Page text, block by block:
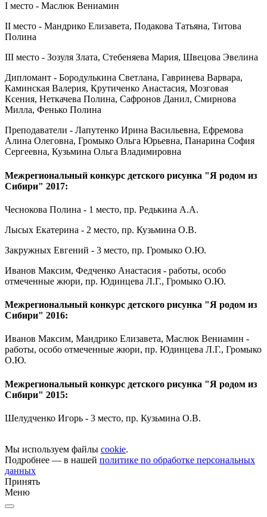
I место - Маслюк Вениамин
II место - Мандрико Елизавета, Подакова Татьяна, Титова
Полина
III место - Зозуля Злата, Стебеняева Мария, Швецова Эвелина
Дипломант - Бородулькина Светлана, Гавринева Варвара,
Каминская Валерия, Крутиченко Анастасия, Мозговая
Ксения, Неткачева Полина, Сафронов Данил, Смирнова
Милла, Фенько Полина
Преподаватели - Лапутенко Ирина Васильевна, Ефремова
Алина Олеговна, Громыко Ольга Юрьевна, Панарина София
Сергеевна, Кузьмина Ольга Владимировна
Межрегиональный конкурс детского рисунка "Я родом из
Сибири" 2017:
Чеснокова Полина - 1 место, пр. Редькина А.А.
Лысых Екатерина - 2 место, пр. Кузьмина О.В.
Закружных Евгений - 3 место, пр. Громыко О.Ю.
Иванов Максим, Федченко Анастасия - работы, особо
отмеченные жюри, пр. Юдинцева Л.Г., Громыко О.Ю.
Межрегиональный конкурс детского рисунка "Я родом из
Сибири" 2016:
Иванов Максим, Мандрико Елизавета, Маслюк Вениамин -
работы, особо отмеченные жюри, пр. Юдинцева Л.Г., Громыко
О.Ю.
Межрегиональный конкурс детского рисунка "Я родом из
Сибири" 2015:
Шелудченко Игорь - 3 место, пр. Кузьмина О.В.
Мы используем файлы cookie.
Подробнее — в нашей политике по обработке персональных
данных
Принять
Меню